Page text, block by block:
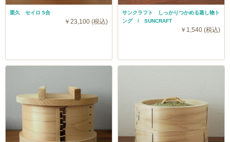
栗久 セイロ 5合
￥23,100 (税込)
サンクラフト しっかりつかめる蒸し物ト
ング / SUNCRAFT
￥1,540 (税込)